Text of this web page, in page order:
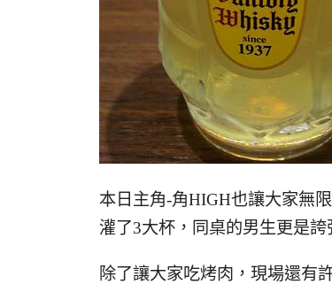
本日主角-角HIGH也讓大家無
灌了3大杯，同桌的男生更是
除了讓大家吃烤肉，現場還有